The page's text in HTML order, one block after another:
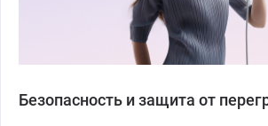
Безопасность и защита от